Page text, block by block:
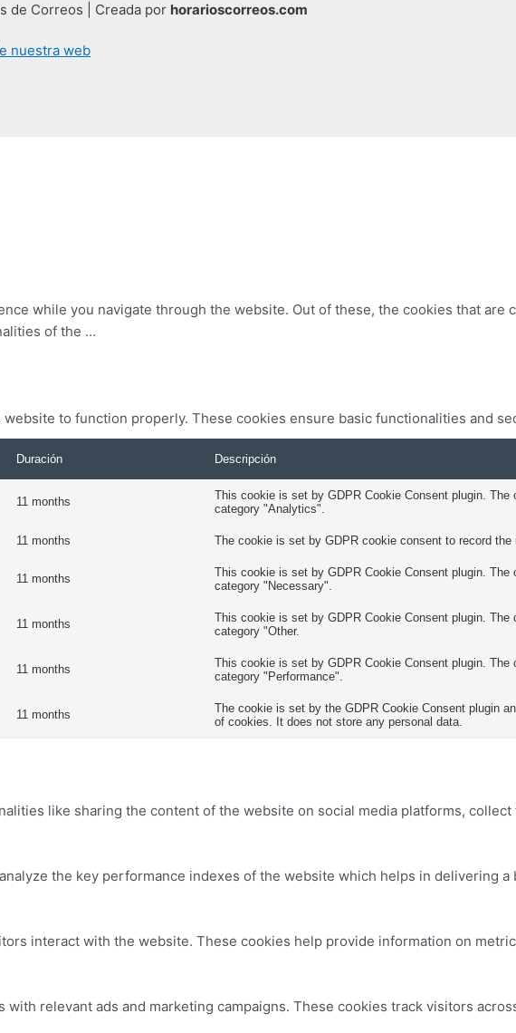
de Correos | Creada por horarioscorreos.com
nuestra web
while you navigate through the website. Out of these, the cookies that are
of the ...
to function properly. These cookies ensure basic functionalities and
Duración Descripción
11 months
This cookie is set by GDPR Cookie Consent plugin.
category "Analytics".
11 months The cookie is set by GDPR cookie consent to record
11 months
This cookie is set by GDPR Cookie Consent plugin.
category "Necessary".
11 months
This cookie is set by GDPR Cookie Consent plugin.
category "Other.
11 months
This cookie is set by GDPR Cookie Consent plugin.
category "Performance".
11 months
The cookie is set by the GDPR Cookie Consent plugin
of cookies. It does not store any personal data.
like sharing the content of the website on social media platforms,
the key performance indexes of the website which helps in delivering
interact with the website. These cookies help provide information on
relevant ads and marketing campaigns. These cookies track visitors